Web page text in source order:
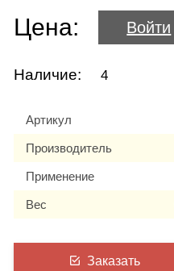
Цена: Войти
Наличие: 4
Артикул
Производитель
Применение
Вес
Заказать